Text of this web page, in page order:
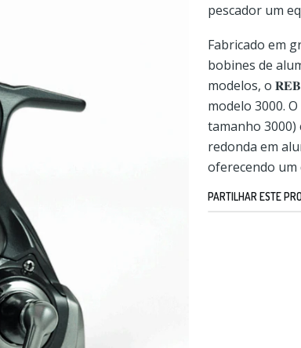
pescador um
Fabricado em
bobines de
modelos, o
modelo 3000.
tamanho 3000)
redonda em
oferecendo
PARTILHAR ESTE